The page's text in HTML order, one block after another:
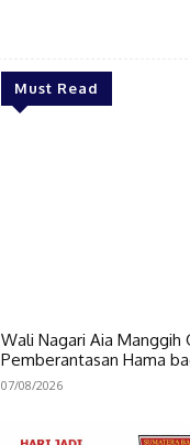
Must Read
Wali Nagari Aia Manggih
Pemberantasan Hama
07/08/2026